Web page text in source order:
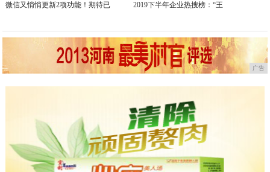
微信又悄悄更新2项功能！期待已 2019下半年企业热搜榜：“王
广告